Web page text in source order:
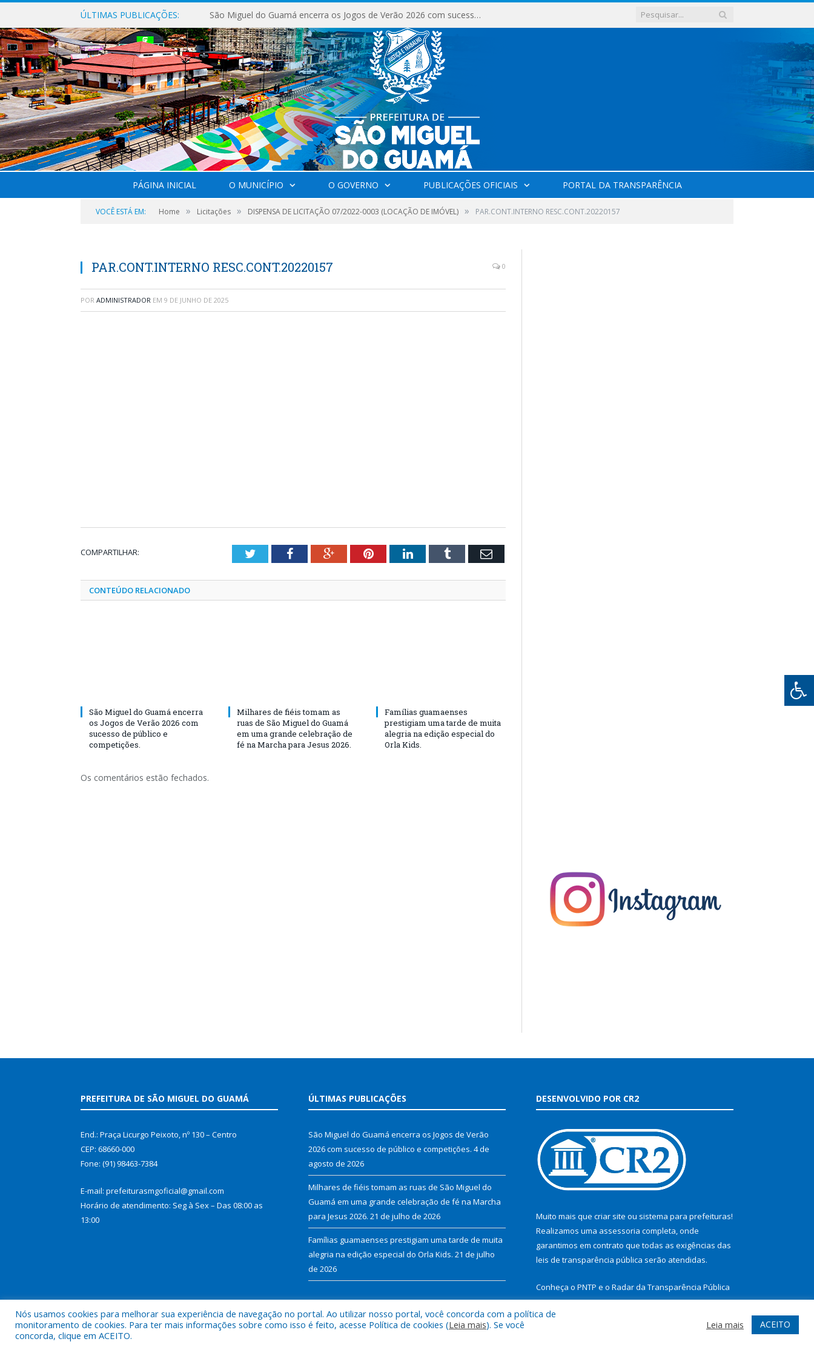
ÚLTIMAS PUBLICAÇÕES: São Miguel do Guamá encerra os Jogos de Verão 2026 com sucesso de público e competições.
PÁGINA INICIAL O MUNICÍPIO O GOVERNO PUBLICAÇÕES OFICIAIS PORTAL DA TRANSPARÊNCIA
VOCÊ ESTÁ EM: Home » Licitações » DISPENSA DE LICITAÇÃO 07/2022-0003 (LOCAÇÃO DE IMÓVEL) » PAR.CONT.INTERNO RESC.CONT.20220157
PAR.CONT.INTERNO RESC.CONT.20220157 0
POR ADMINISTRADOR EM 9 DE JUNHO DE 2025
COMPARTILHAR: TwitterFacebookGoogle+PinterestLinkedInTumblr Email
CONTEÚDO RELACIONADO
São Miguel do Guamá encerra
os Jogos de Verão 2026 com
sucesso de público e
competições.
Milhares de fiéis tomam as
ruas de São Miguel do Guamá
em uma grande celebração de
fé na Marcha para Jesus 2026.
Famílias guamaenses
prestigiam uma tarde de muita
alegria na edição especial do
Orla Kids.
Os comentários estão fechados.
PREFEITURA DE SÃO MIGUEL DO GUAMÁ
End.: Praça Licurgo Peixoto, nº 130 – Centro
CEP: 68660-000
Fone: (91) 98463-7384
E-mail: prefeiturasmgoficial@gmail.com
Horário de atendimento: Seg à Sex – Das 08:00 as
13:00
ÚLTIMAS PUBLICAÇÕES
São Miguel do Guamá encerra os Jogos de Verão
2026 com sucesso de público e competições. 4 de
agosto de 2026
Milhares de fiéis tomam as ruas de São Miguel do
Guamá em uma grande celebração de fé na Marcha
para Jesus 2026. 21 de julho de 2026
Famílias guamaenses prestigiam uma tarde de muita
alegria na edição especial do Orla Kids. 21 de julho
de 2026
DESENVOLVIDO POR CR2
Muito mais que criar site ou sistema para prefeituras!
Realizamos uma assessoria completa, onde
garantimos em contrato que todas as exigências das
leis de transparência pública serão atendidas.
Conheça o PNTP e o Radar da Transparência Pública
Nós usamos cookies para melhorar sua experiência de navegação no portal. Ao utilizar nosso portal, você concorda com a política de
monitoramento de cookies. Para ter mais informações sobre como isso é feito, acesse Política de cookies (Leia mais). Se você
concorda, clique em ACEITO.
Leia mais ACEITO